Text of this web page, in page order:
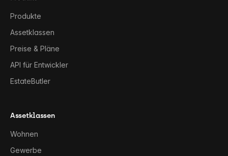
Produkte
Assetklassen
Preise & Pläne
API für Entwickler
EstateButler
Assetklassen
Wohnen
Gewerbe